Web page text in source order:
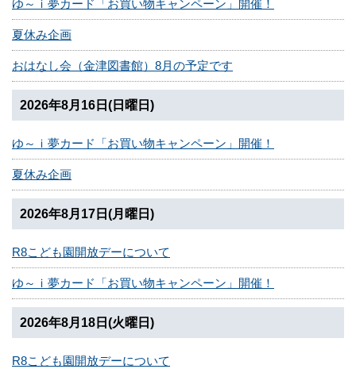
ゆ～ｉ夢カード「お買い物キャンペーン」開催！
夏休み企画
おはなし会（金津図書館）8月の予定です
2026年8月16日(日曜日)
ゆ～ｉ夢カード「お買い物キャンペーン」開催！
夏休み企画
2026年8月17日(月曜日)
R8こども園開放デーについて
ゆ～ｉ夢カード「お買い物キャンペーン」開催！
2026年8月18日(火曜日)
R8こども園開放デーについて